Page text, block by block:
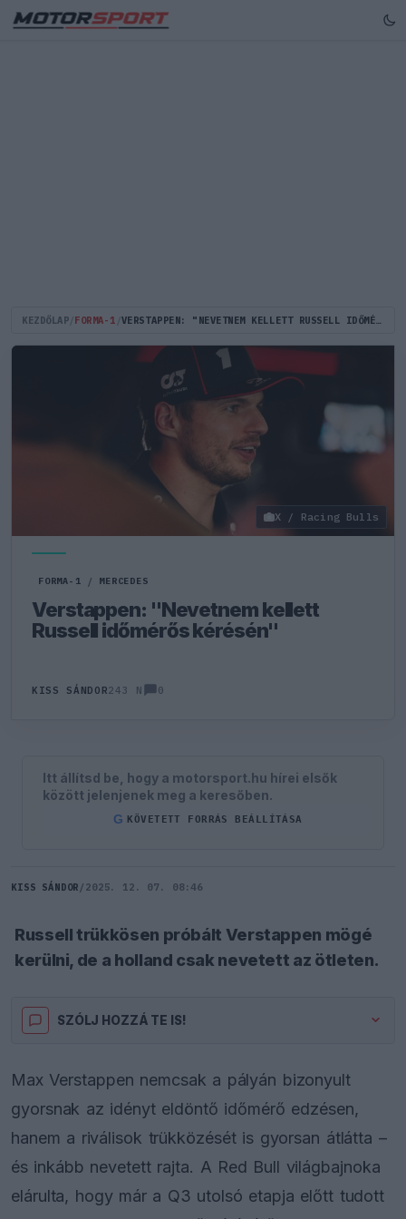
KEZDŐLAP FORMA-1 VERSTAPPEN: "NEVETNEM KELLETT RUSSELL IDŐMÉRŐS KÉRÉSÉN"
X / Racing Bulls
FORMA-1 / MERCEDES
Verstappen: "Nevetnem kellett
Russell időmérős kérésén"
KISS SÁNDOR243 N 0
Itt állítsd be, hogy a motorsport.hu hírei elsők
között jelenjenek meg a keresőben.
G KÖVETETT FORRÁS BEÁLLÍTÁSA
KISS SÁNDOR / 2025. 12. 07. 08:46
Russell trükkösen próbált Verstappen mögé
kerülni, de a holland csak nevetett az ötleten.
SZÓLJ HOZZÁ TE IS!
Max Verstappen nemcsak a pályán bizonyult
gyorsnak az idényt eldöntő időmérő edzésen,
hanem a riválisok trükközését is gyorsan átlátta –
és inkább nevetett rajta. A Red Bull világbajnoka
elárulta, hogy már a Q3 utolsó etapja előtt tudott